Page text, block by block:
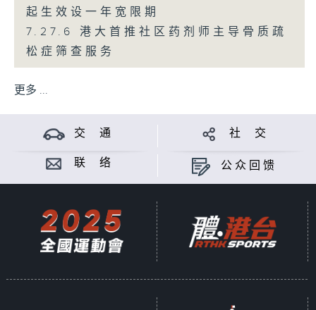
起生效设一年宽限期
7.27.6 港大首推社区药剂师主导骨质疏
松症筛查服务
更多 ...
交 通 社 交
联 络 公众回馈